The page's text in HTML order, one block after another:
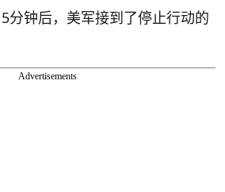
分钟后，美军接到了停止行动的
Advertisements